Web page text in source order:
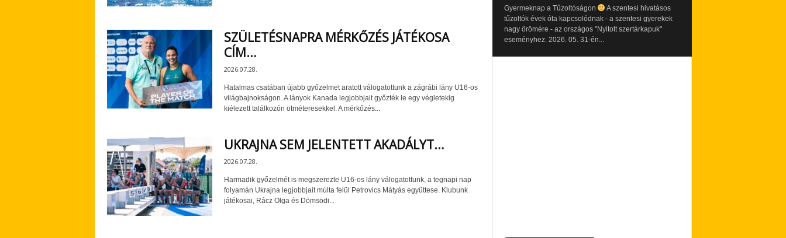
SZÜLETÉSNAPRA MÉRKŐZÉS JÁTÉKOSA
CÍM…
2026.07.28.
Hatalmas csatában újabb győzelmet aratott válogatottunk a zágrábi lány U16-os
világbajnokságon. A lányok Kanada legjobbjait győzték le egy végletekig
kiélezett találkozón ötméteresekkel. A mérkőzés...
UKRAJNA SEM JELENTETT AKADÁLYT…
2026.07.28.
Harmadik győzelmét is megszerezte U16-os lány válogatottunk, a tegnapi nap
folyamán Ukrajna legjobbjait múlta felül Petrovics Mátyás együttese. Klubunk
játékosai, Rácz Olga és Dömsödi...
Gyermeknap a Tűzoltóságon
A szentesi hivatásos
tűzoltók évek óta kapcsolódnak - a szentesi gyerekek
nagy örömére - az országos "Nyitott szertárkapuk"
eseményhez. 2026. 05. 31-én...